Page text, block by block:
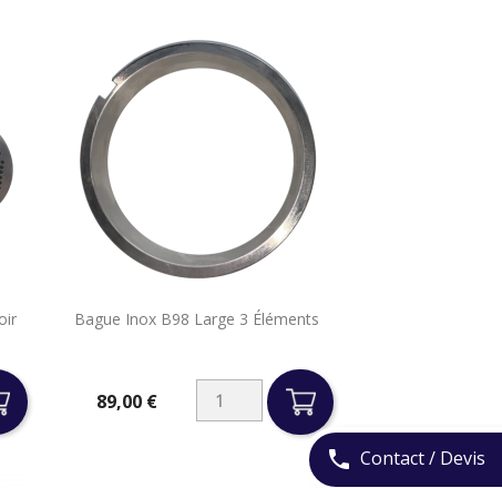
phone Contact / Devis
Bague Inox B98 Large 3 Éléments
89,00 €
Aperçu rapide